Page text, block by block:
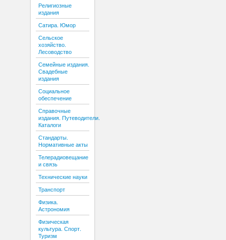
Религиозные
издания
Сатира. Юмор
Сельское
хозяйство.
Лесоводство
Семейные издания.
Свадебные
издания
Социальное
обеспечение
Справочные
издания. Путеводители.
Каталоги
Стандарты.
Нормативные акты
Телерадиовещание
и связь
Технические науки
Транспорт
Физика.
Астрономия
Физическая
культура. Спорт.
Туризм